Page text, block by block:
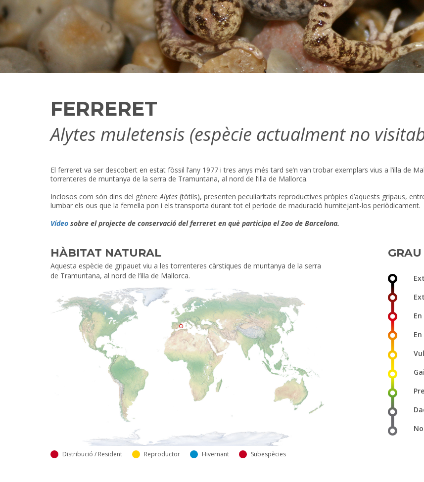
FERRERET
Alytes muletensis (espècie actualment no
El ferreret va ser descobert en estat fòssil l’any 1977 i tres anys més tard se’n van trobar exemplars vius a l’illa de
torrenteres de muntanya de la serra de Tramuntana, al nord de l’illa de Mallorca.
Inclosos com són dins del gènereAlytes (tòtils), presenten peculiaritats reproductives pròpies d’aquests gripaus,
lumbar els ous que la femella pon i els transporta durant tot el període de maduració humitejant-los periòdicament.
Vídeo sobre el projecte de conservació del ferreret en què participa el Zoo de Barcelona.
HÀBITAT NATURAL
Aquesta espècie de gripauet viu a les torrenteres càrstiques de muntanya de la serra
de Tramuntana, al nord de l’illa de Mallorca.
Distribució / Resident Reproductor Hivernant Subespècies